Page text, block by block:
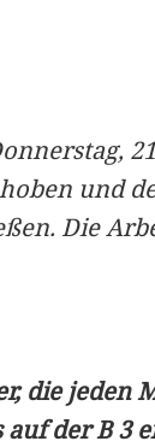
und
Die
die jeden
der B 3